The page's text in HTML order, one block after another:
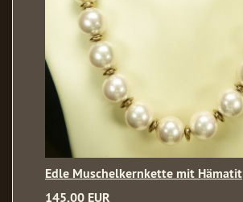
Edle Muschelkernkette mit Hämatit
145,00 EUR